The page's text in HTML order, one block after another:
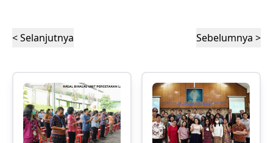
< Selanjutnya Sebelumnya >